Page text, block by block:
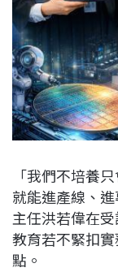
「我們不培養
就能進產線、
主任洪若偉在
教育若不緊扣
點。